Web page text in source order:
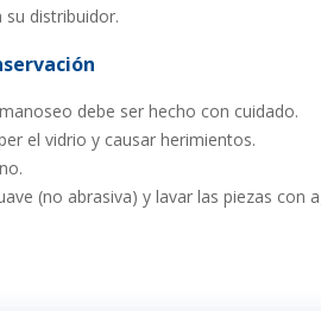
distribuidor.
debe ser hecho con cuidado.
el vidrio y causar herimientos.
(no abrasiva) y lavar las piezas con